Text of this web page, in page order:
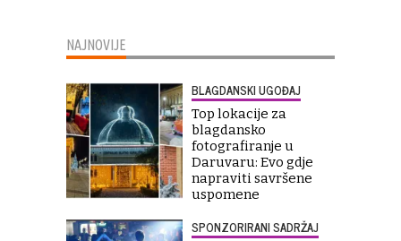
NAJNOVIJE
BLAGDANSKI UGOĐAJ
Top lokacije za
blagdansko
fotografiranje u
Daruvaru: Evo gdje
napraviti savršene
uspomene
SPONZORIRANI SADRŽAJ